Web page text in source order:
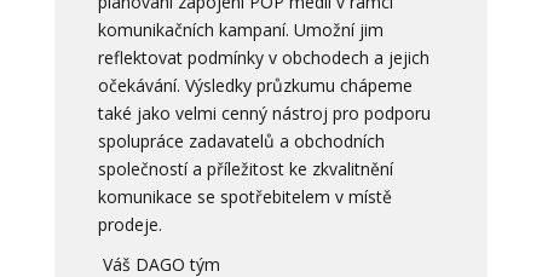
komunikačních kampaní. Umožní jim
reflektovat podmínky v obchodech a jejich
očekávání. Výsledky průzkumu chápeme
také jako velmi cenný nástroj pro podporu
spolupráce zadavatelů a obchodních
společností a příležitost ke zkvalitnění
komunikace se spotřebitelem v místě
prodeje.
Váš DAGO tým